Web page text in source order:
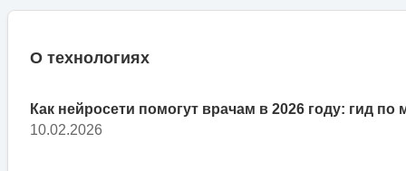
О технологиях
Как нейросети помогут врачам в 2026 году: гид
10.02.2026